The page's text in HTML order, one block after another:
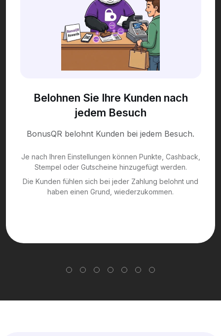
Belohnen Sie Ihre Kunden nach
jedem Besuch
BonusQR belohnt Kunden bei jedem Besuch.
Je nach Ihren Einstellungen können Punkte, Cashback,
Stempel oder Gutscheine hinzugefügt werden.
Die Kunden fühlen sich bei jeder Zahlung belohnt und
haben einen Grund, wiederzukommen.